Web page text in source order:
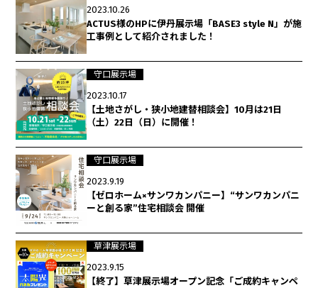
2023.10.26
ACTUS様のHPに伊丹展示場「BASE3 style N」が施
工事例として紹介されました！
守口展示場
2023.10.17
【土地さがし・狭小地建替相談会】10月は21日
（土）22日（日）に開催！
守口展示場
2023.9.19
【ゼロホーム×サンワカンパニー】“サンワカンパニ
ーと創る家”住宅相談会 開催
草津展示場
2023.9.15
【終了】草津展示場オープン記念「ご成約キャンペ